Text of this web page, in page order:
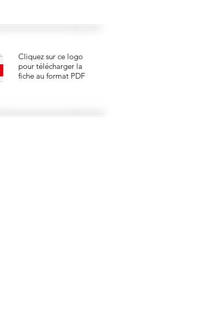
Cliquez sur ce logo
pour télécharger la
fiche au format PDF